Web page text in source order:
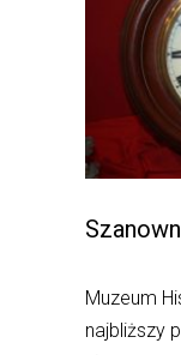
Muzeum
najbliższy